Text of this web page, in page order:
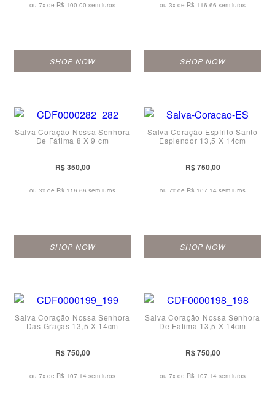
ou 7x de R$ 100,00 sem juros
SHOP NOW
ou 3x de R$ 116,66 sem juros
SHOP NOW
Salva Coração Nossa Senhora
De Fátima 8 X 9 cm
R$ 350,00
ou 3x de R$ 116,66 sem juros
SHOP NOW
Salva Coração Espírito Santo
Esplendor 13,5 X 14cm
R$ 750,00
ou 7x de R$ 107,14 sem juros
SHOP NOW
Salva Coração Nossa Senhora
Das Graças 13,5 X 14cm
R$ 750,00
ou 7x de R$ 107,14 sem juros
Salva Coração Nossa Senhora
De Fatima 13,5 X 14cm
R$ 750,00
ou 7x de R$ 107,14 sem juros